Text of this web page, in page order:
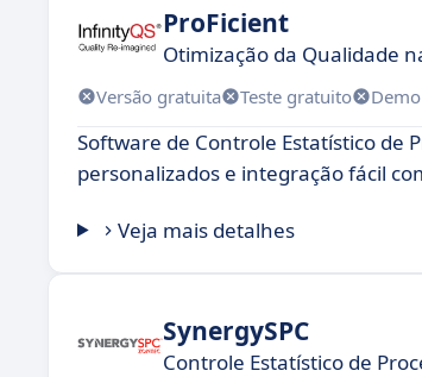
ProFicient
Otimização da Qualidade
Versão gratuita Teste gratuito
Software de Controle Estatístico de
personalizados e integração fácil
Veja mais detalhes
SynergySPC
Controle Estatístico de